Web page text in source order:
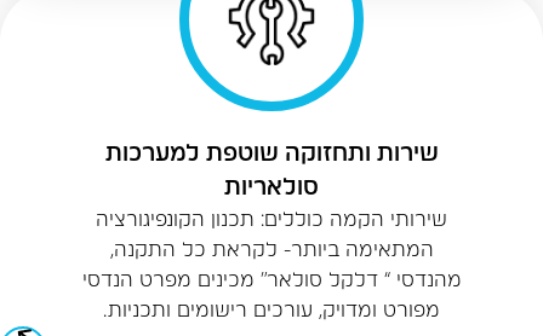
שירות ותחזוקה שוטפת למערכות
סולאריות
שירותי הקמה כוללים: תכנון הקונפיגורציה
המתאימה ביותר- לקראת כל התקנה,
מהנדסי “ דלקל סולאר” מכינים מפרט הנדסי
מפורט ומדויק, עורכים רישומים ותכניות.